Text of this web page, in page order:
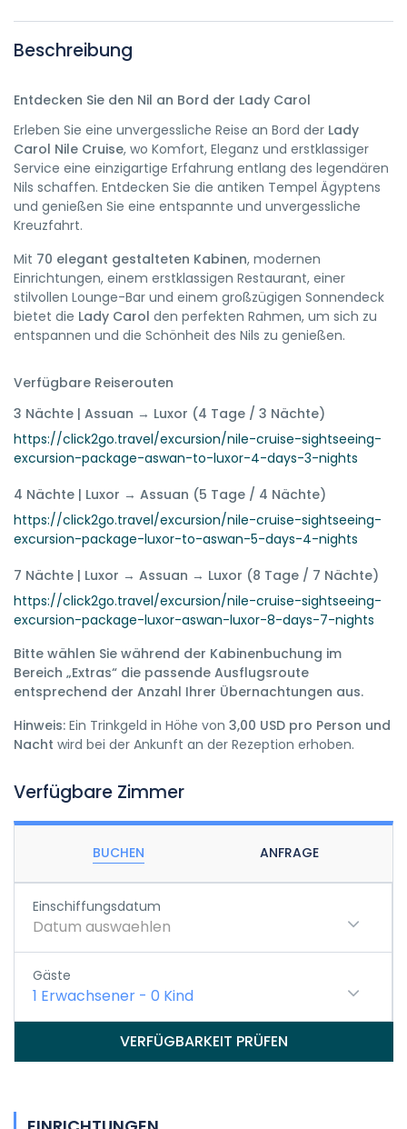
Beschreibung
Entdecken Sie den Nil an Bord der Lady Carol
Erleben Sie eine unvergessliche Reise an Bord der Lady
Carol Nile Cruise, wo Komfort, Eleganz und erstklassiger
Service eine einzigartige Erfahrung entlang des legendären
Nils schaffen. Entdecken Sie die antiken Tempel Ägyptens
und genießen Sie eine entspannte und unvergessliche
Kreuzfahrt.
Mit 70 elegant gestalteten Kabinen, modernen
Einrichtungen, einem erstklassigen Restaurant, einer
stilvollen Lounge-Bar und einem großzügigen Sonnendeck
bietet die Lady Carol den perfekten Rahmen, um sich zu
entspannen und die Schönheit des Nils zu genießen.
Verfügbare Reiserouten
3 Nächte | Assuan → Luxor (4 Tage / 3 Nächte)
https://click2go.travel/excursion/nile-cruise-sightseeing-
excursion-package-aswan-to-luxor-4-days-3-nights
4 Nächte | Luxor → Assuan (5 Tage / 4 Nächte)
https://click2go.travel/excursion/nile-cruise-sightseeing-
excursion-package-luxor-to-aswan-5-days-4-nights
7 Nächte | Luxor → Assuan → Luxor (8 Tage / 7 Nächte)
https://click2go.travel/excursion/nile-cruise-sightseeing-
excursion-package-luxor-aswan-luxor-8-days-7-nights
Bitte wählen Sie während der Kabinenbuchung im
Bereich „Extras“ die passende Ausflugsroute
entsprechend der Anzahl Ihrer Übernachtungen aus.
Hinweis: Ein Trinkgeld in Höhe von 3,00 USD pro Person und
Nacht wird bei der Ankunft an der Rezeption erhoben.
Verfügbare Zimmer
BUCHEN ANFRAGE
Einschiffungsdatum
Datum auswaehlen
Gäste
1 Erwachsener - 0 Kind
VERFÜGBARKEIT PRÜFEN